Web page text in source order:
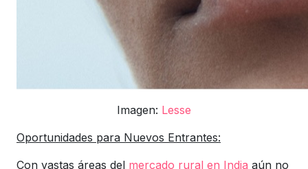
Imagen: Lesse
Oportunidades para Nuevos Entrantes:
Con vastas áreas del mercado rural en India aún no